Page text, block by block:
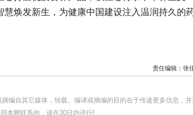
焕发新生，为健康中国建设注入温润持久的
责任编辑：张
编自其它媒体，转载、编译或摘编的目的在于传递更多信息，并
本网联系的，请在30日内进行!